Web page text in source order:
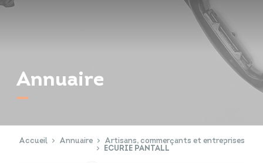
RECHERCHE
Annuaire
Accueil Annuaire
Artisans, commerçants et entreprises
ECURIE PANTALL